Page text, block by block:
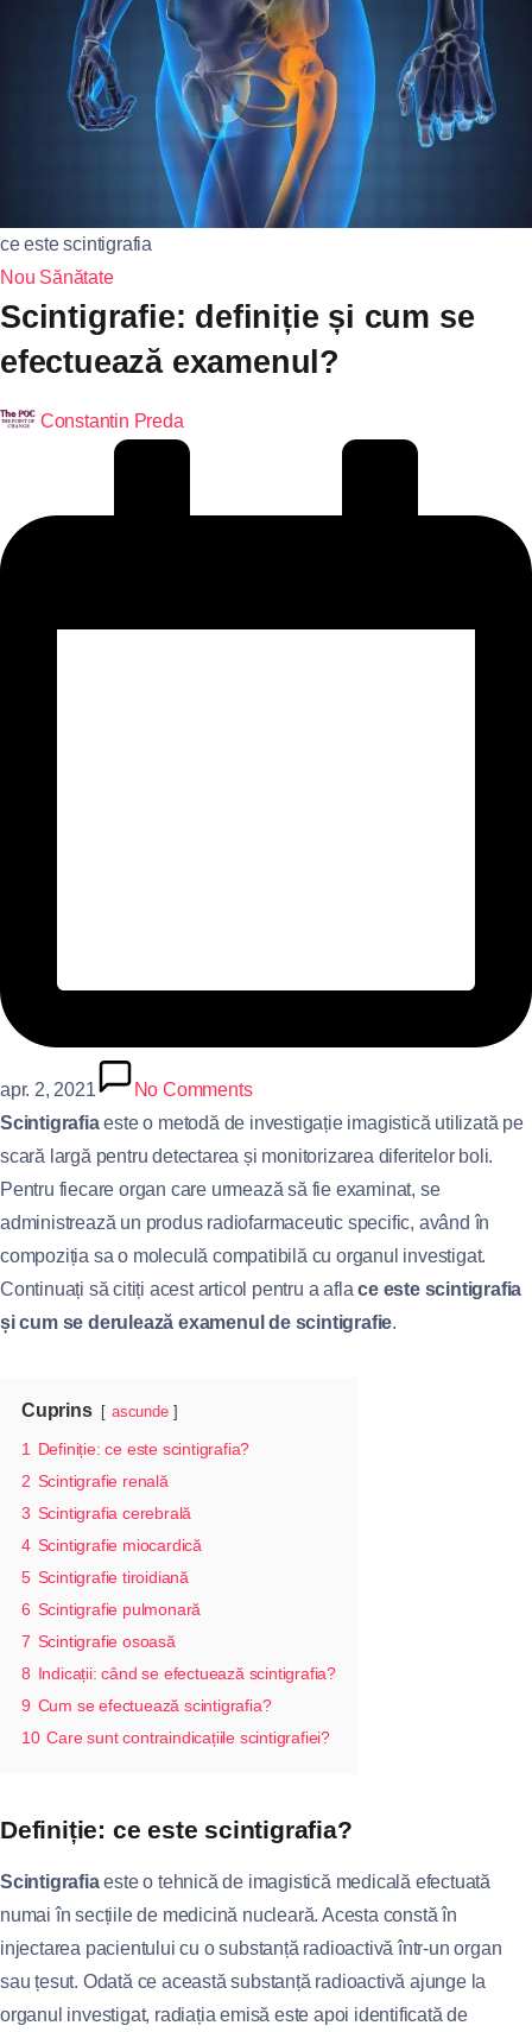
ce este scintigrafia
Nou Sănătate
Scintigrafie: definiție și cum se
efectuează examenul?
Constantin Preda
apr. 2, 2021
No Comments
Scintigrafiaeste o metodă de investigație imagistică utilizată pe
scară largă pentru detectarea și monitorizarea diferitelor boli.
Pentru fiecare organ care urmează să fie examinat, se
administrează un produs radiofarmaceutic specific, având în
compoziția sa o moleculă compatibilă cu organul investigat.
Continuați să citiți acest articol pentru a aflace este scintigrafia
șicum se derulează examenul de scintigrafie.
Cuprins ascunde
1 Definiție: ce este scintigrafia?
2 Scintigrafie renală
3 Scintigrafia cerebrală
4 Scintigrafie miocardică
5 Scintigrafie tiroidiană
6 Scintigrafie pulmonară
7 Scintigrafie osoasă
8 Indicații: când se efectuează scintigrafia?
9 Cum se efectuează scintigrafia?
10 Care sunt contraindicațiile scintigrafiei?
Definiție: ce este scintigrafia?
Scintigrafiaeste o tehnică de imagistică medicală efectuată
numai în secțiile de medicină nucleară. Acesta constă în
injectarea pacientului cu o substanță radioactivă într-un organ
sau țesut. Odată ce această substanță radioactivă ajunge la
organul investigat, radiația emisă este apoi identificată de